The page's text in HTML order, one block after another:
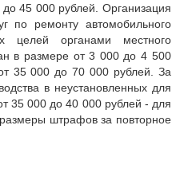
45 000 рублей. Организация
по ремонту автомобильного
целей органами местного
в размере от 3 000 до 4 500
35 000 до 70 000 рублей. За
в неустановленных для
35 000 до 40 000 рублей - для
штрафов за повторное